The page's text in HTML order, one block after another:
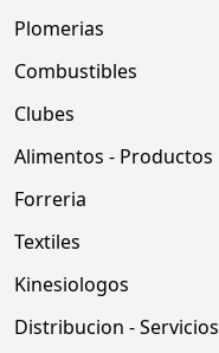
Plomerias
Combustibles
Clubes
Alimentos - Productos
Forreria
Textiles
Kinesiologos
Distribucion - Servicios